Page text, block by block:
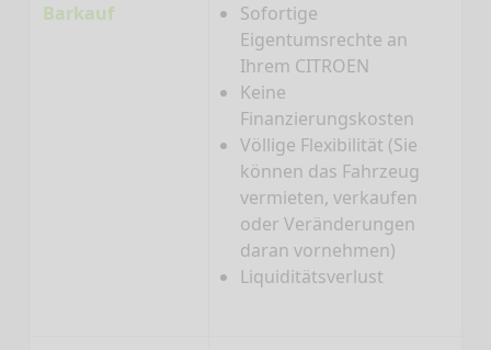
Barkauf
Sofortige
Eigentumsrechte an
Ihrem CITROEN
Keine
Finanzierungskosten
Völlige Flexibilität (Sie
können das Fahrzeug
vermieten, verkaufen
oder Veränderungen
daran vornehmen)
Liquiditätsverlust